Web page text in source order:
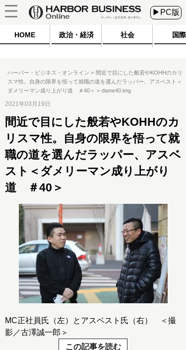
▶PC版
HOME 政治・経済 社会 国際
ハーバー・ビジネス・オンライン
間近で目にした般若やKOHHのカリ
スマ性。自身の限界を悟って就職の道を選んだラッパー、アスベスト＜
ダメリーマン成り上がり道 ＃40＞
dame40.img
2021年03月19日
間近で目にした般若やKOHHのカ
リスマ性。自身の限界を悟って就
職の道を選んだラッパー、アスベ
スト＜ダメリーマン成り上がり
道 ＃40＞
MC正社員氏（左）とアスベスト氏（右） ＜撮
影／古澤誠一郎＞
この記事を読む